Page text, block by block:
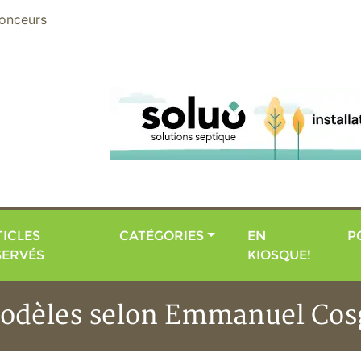
CATÉGORIES
EN
KIOSQUE!
selon Emmanuel